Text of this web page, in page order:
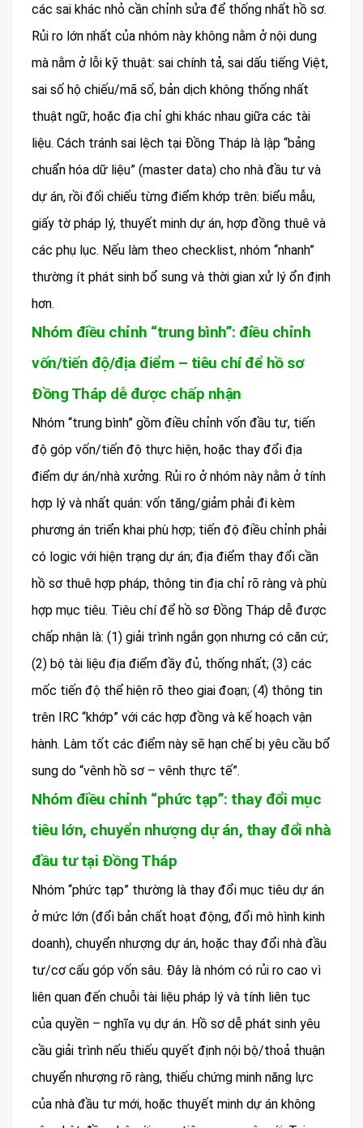
các sai khác nhỏ cần chỉnh sửa để thống nhất hồ sơ.
Rủi ro lớn nhất của nhóm này không nằm ở nội dung
mà nằm ở lỗi kỹ thuật: sai chính tả, sai dấu tiếng Việt,
sai số hộ chiếu/mã số, bản dịch không thống nhất
thuật ngữ, hoặc địa chỉ ghi khác nhau giữa các tài
liệu. Cách tránh sai lệch tại Đồng Tháp là lập “bảng
chuẩn hóa dữ liệu” (master data) cho nhà đầu tư và
dự án, rồi đối chiếu từng điểm khớp trên: biểu mẫu,
giấy tờ pháp lý, thuyết minh dự án, hợp đồng thuê và
các phụ lục. Nếu làm theo checklist, nhóm “nhanh”
thường ít phát sinh bổ sung và thời gian xử lý ổn định
hơn.
Nhóm điều chỉnh “trung bình”: điều chỉnh
vốn/tiến độ/địa điểm – tiêu chí để hồ sơ
Đồng Tháp dễ được chấp nhận
Nhóm “trung bình” gồm điều chỉnh vốn đầu tư, tiến
độ góp vốn/tiến độ thực hiện, hoặc thay đổi địa
điểm dự án/nhà xưởng. Rủi ro ở nhóm này nằm ở tính
hợp lý và nhất quán: vốn tăng/giảm phải đi kèm
phương án triển khai phù hợp; tiến độ điều chỉnh phải
có logic với hiện trạng dự án; địa điểm thay đổi cần
hồ sơ thuê hợp pháp, thông tin địa chỉ rõ ràng và phù
hợp mục tiêu. Tiêu chí để hồ sơ Đồng Tháp dễ được
chấp nhận là: (1) giải trình ngắn gọn nhưng có căn cứ;
(2) bộ tài liệu địa điểm đầy đủ, thống nhất; (3) các
mốc tiến độ thể hiện rõ theo giai đoạn; (4) thông tin
trên IRC “khớp” với các hợp đồng và kế hoạch vận
hành. Làm tốt các điểm này sẽ hạn chế bị yêu cầu bổ
sung do “vênh hồ sơ – vênh thực tế”.
Nhóm điều chỉnh “phức tạp”: thay đổi mục
tiêu lớn, chuyển nhượng dự án, thay đổi nhà
đầu tư tại Đồng Tháp
Nhóm “phức tạp” thường là thay đổi mục tiêu dự án
ở mức lớn (đổi bản chất hoạt động, đổi mô hình kinh
doanh), chuyển nhượng dự án, hoặc thay đổi nhà đầu
tư/cơ cấu góp vốn sâu. Đây là nhóm có rủi ro cao vì
liên quan đến chuỗi tài liệu pháp lý và tính liên tục
của quyền – nghĩa vụ dự án. Hồ sơ dễ phát sinh yêu
cầu giải trình nếu thiếu quyết định nội bộ/thoả thuận
chuyển nhượng rõ ràng, thiếu chứng minh năng lực
của nhà đầu tư mới, hoặc thuyết minh dự án không